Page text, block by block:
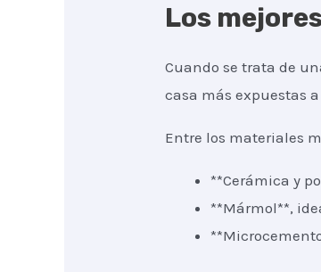
Los
Cuando se trata de
casa más expuestas
Entre los materiales
**Cerámica y
**Mármol**,